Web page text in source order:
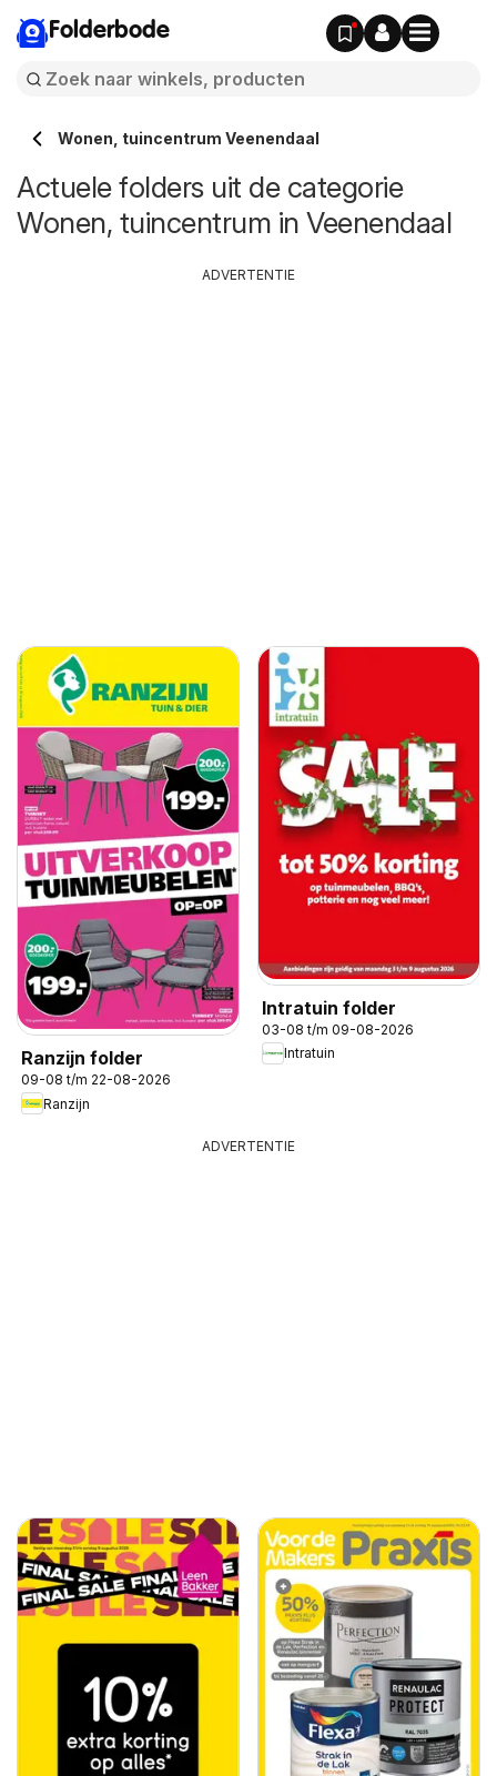
Folderbode
Wonen, tuincentrum Veenendaal
Actuele folders uit de categorie
Wonen, tuincentrum in Veenendaal
Ranzijn folder
09-08 t/m 22-08-2026
Ranzijn
Intratuin folder
03-08 t/m 09-08-2026
Intratuin
ADVERTENTIE
ADVERTENTIE